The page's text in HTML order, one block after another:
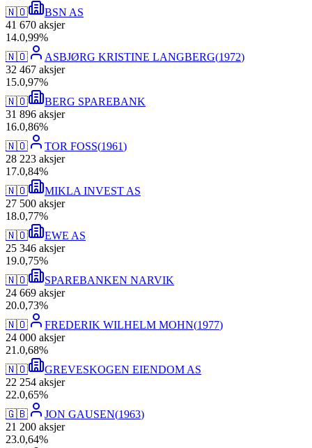
🇳🇴
BSN AS
41 670 aksjer
14.0,99%
🇳🇴
ASBJØRG KRISTINE LANGBERG(1972)
32 467 aksjer
15.0,97%
🇳🇴
BERG SPAREBANK
31 896 aksjer
16.0,86%
🇳🇴
TOR FOSS(1961)
28 223 aksjer
17.0,84%
🇳🇴
MIKLA INVEST AS
27 500 aksjer
18.0,77%
🇳🇴
EWE AS
25 346 aksjer
19.0,75%
🇳🇴
SPAREBANKEN NARVIK
24 669 aksjer
20.0,73%
🇳🇴
FREDERIK WILHELM MOHN(1977)
24 000 aksjer
21 .0,68%
🇳🇴
GREVESKOGEN EIENDOM AS
22 254 aksjer
22.0,65%
🇬🇧
JON GAUSEN(1963)
21 200 aksjer
23.0,64%